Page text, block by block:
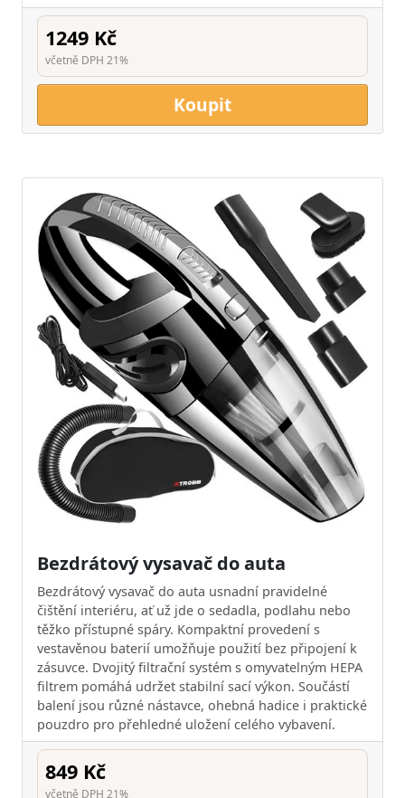
1249 Kč
včetně DPH 21%
Koupit
Bezdrátový vysavač do auta
Bezdrátový vysavač do auta usnadní pravidelné
čištění interiéru, ať už jde o sedadla, podlahu nebo
těžko přístupné spáry. Kompaktní provedení s
vestavěnou baterií umožňuje použití bez připojení k
zásuvce. Dvojitý filtrační systém s omyvatelným HEPA
filtrem pomáhá udržet stabilní sací výkon. Součástí
balení jsou různé nástavce, ohebná hadice i praktické
pouzdro pro přehledné uložení celého vybavení.
849 Kč
včetně DPH 21%